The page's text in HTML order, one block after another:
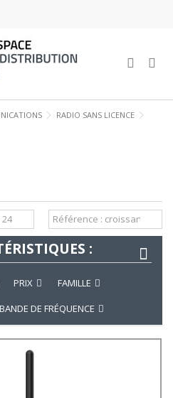
RADIO SANS LICENCE
:
PRIX
FAMILLE
BANDE DE FRÉQUENCE